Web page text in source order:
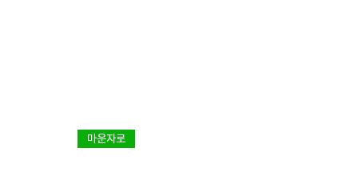
마운자로